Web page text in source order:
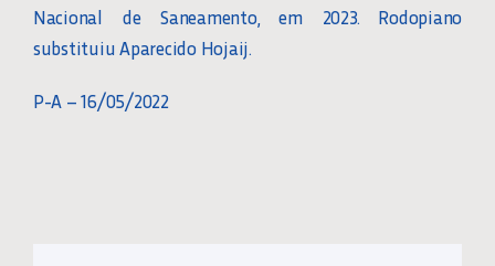
Nacional de Saneamento, em 2023. Rodopiano
substituiu Aparecido Hojaij.
P-A – 16/05/2022